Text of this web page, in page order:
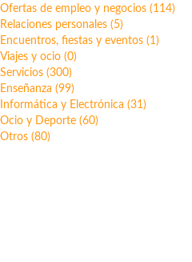
Ofertas de empleo y negocios (114)
Relaciones personales (5)
Encuentros, fiestas y eventos (1)
Viajes y ocio (0)
Servicios (300)
Enseñanza (99)
Informática y Electrónica (31)
Ocio y Deporte (60)
Otros (80)